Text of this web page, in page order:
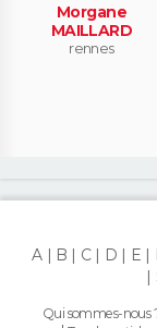
Morgane
MAILLARD
rennes
A
B C D E
Qui sommes-nous